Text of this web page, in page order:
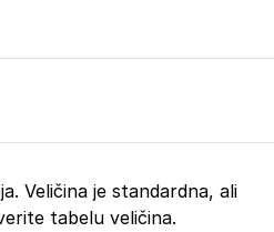
Veličina je standardna, ali
tabelu veličina.